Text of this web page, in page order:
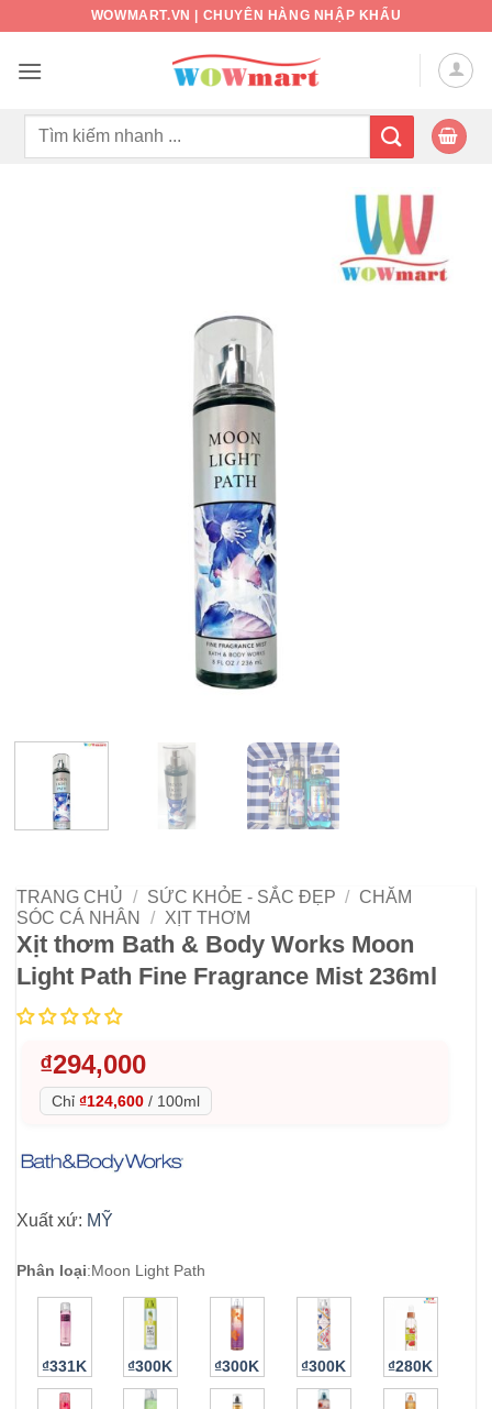
nội
WOWMART.VN | CHUYÊN HÀNG NHẬP KHẨU
Tìm
TRANG CHỦ / SỨC KHỎE - SẮC ĐẸP / CHĂM
SÓC CÁ NHÂN
/ XỊT THƠM
Xịt thơm Bath & Body Works Moon
Light Path Fine Fragrance Mist 236ml
₫294,000
Chỉ ₫124,600 / 100ml
Xuất xứ: MỸ
Phân loại:Moon Light Path
₫331K ₫300K ₫300K ₫300K ₫280K